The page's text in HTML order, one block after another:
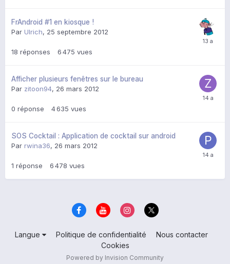
FrAndroid #1 en kiosque !
Par Ulrich, 25 septembre 2012
18 réponses 6 475 vues
Afficher plusieurs fenêtres sur le bureau
Par zitoon94, 26 mars 2012
0 réponse 4 635 vues
SOS Cocktail : Application de cocktail sur android
Par rwina36, 26 mars 2012
1 réponse 6 478 vues
Langue Politique de confidentialité
Nous contacter
Cookies
Powered by Invision Community